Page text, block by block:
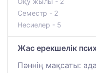
Семестр - 2
Несиелер - 5
Жас ерекшелік
Пәннің мақсаты: